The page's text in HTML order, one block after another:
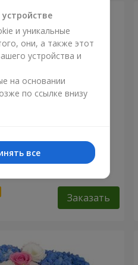
"Желанной"
Заказать
и уникальные
они, а также этот
устройства и
на основании
по ссылке внизу
все